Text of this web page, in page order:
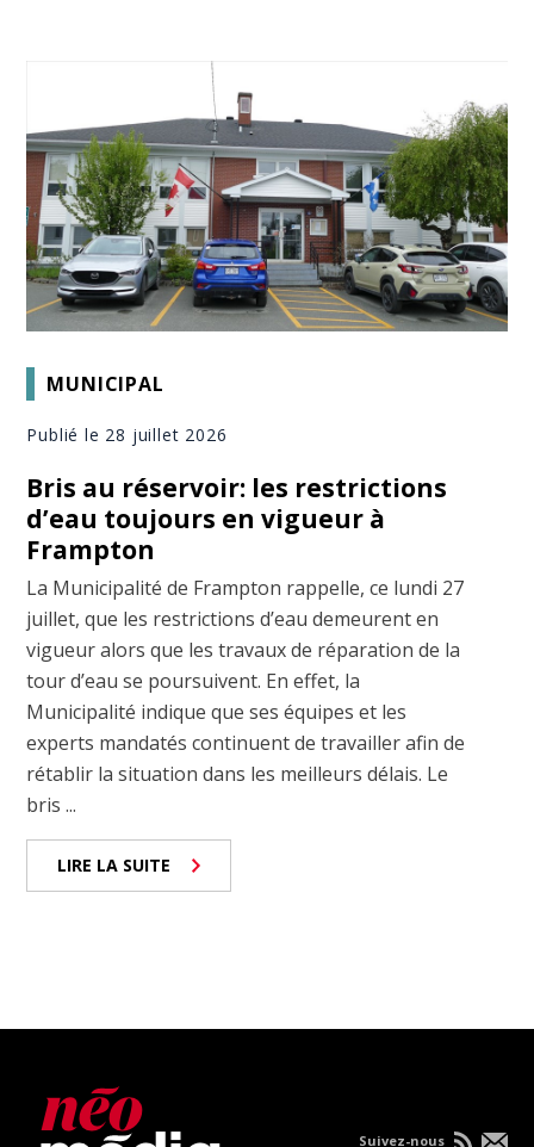
MUNICIPAL
Publié le 28 juillet 2026
Bris au réservoir: les restrictions
d’eau toujours en vigueur à
Frampton
La Municipalité de Frampton rappelle, ce lundi 27
juillet, que les restrictions d’eau demeurent en
vigueur alors que les travaux de réparation de la
tour d’eau se poursuivent. En effet, la
Municipalité indique que ses équipes et les
experts mandatés continuent de travailler afin de
rétablir la situation dans les meilleurs délais. Le
bris ...
LIRE LA SUITE
Suivez-nous